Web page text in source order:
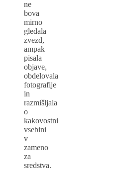
ne
bova
mirno
gledala
zvezd,
ampak
pisala
objave,
obdelovala
fotografije
in
razmišljala
o
kakovostni
vsebini
v
zameno
za
sredstva.